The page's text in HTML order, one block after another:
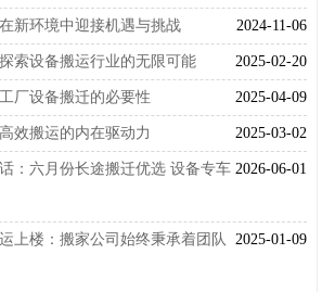
2024-11-06
新环境中迎接机遇与挑战
2025-02-20
索设备搬运行业的无限可能
2025-04-09
厂设备搬迁的必要性
2025-03-02
效搬运的内在驱动力
2026-06-01
：六月份长途搬迁优选 设备专车
2025-01-09
上楼：搬家公司始终秉承着团队